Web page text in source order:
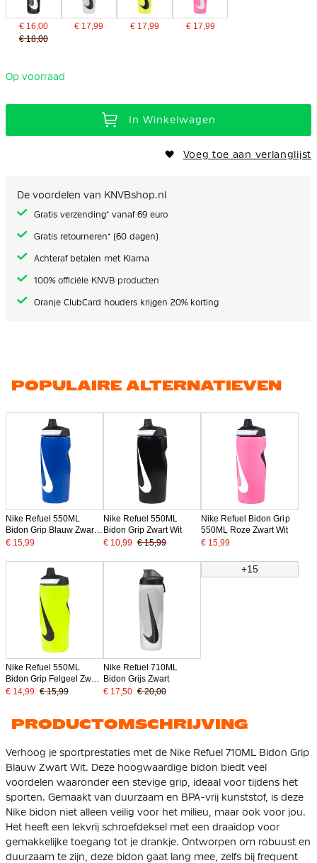
€ 16,00
€ 18,00
€ 17,99 € 17,99 € 17,99
Op voorraad
In Winkelwagen
Voeg toe aan verlanglijst
De voordelen van KNVBshop.nl
Gratis verzending* vanaf 69 euro
Gratis retourneren* (60 dagen)
Achteraf betalen met Klarna
100% officiële KNVB producten
Oranje ClubCard houders krijgen 20% korting
POPULAIRE ALTERNATIEVEN
Nike Refuel 550ML
Bidon Grip Blauw Zwart
Wit
€ 15,99
Nike Refuel 550ML
Bidon Grip Zwart Wit
€ 10,99 € 15,99
Nike Refuel Bidon Grip
550ML Roze Zwart Wit
€ 15,99
Nike Refuel 550ML
Bidon Grip Felgeel Zwart
Wit
€ 14,99 € 15,99
Nike Refuel 710ML
Bidon Grijs Zwart
€ 17,50 € 20,00
+15
PRODUCTOMSCHRIJVING
Verhoog je sportprestaties met de Nike Refuel 710ML Bidon Grip
Blauw Zwart Wit. Deze hoogwaardige bidon biedt veel
voordelen waaronder een stevige grip, ideaal voor tijdens het
sporten. Gemaakt van duurzaam en BPA-vrij kunststof, is deze
Nike bidon niet alleen veilig voor het milieu, maar ook voor jou.
Het heeft een lekvrij schroefdeksel met een draaidop voor
gemakkelijke toegang tot je drankje. Ontworpen om robuust en
duurzaam te zijn, deze bidon gaat lang mee, zelfs bij frequent